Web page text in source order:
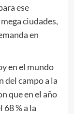
ese
ciudades,
en
en el mundo
del campo a la
que en el año
68 % a la